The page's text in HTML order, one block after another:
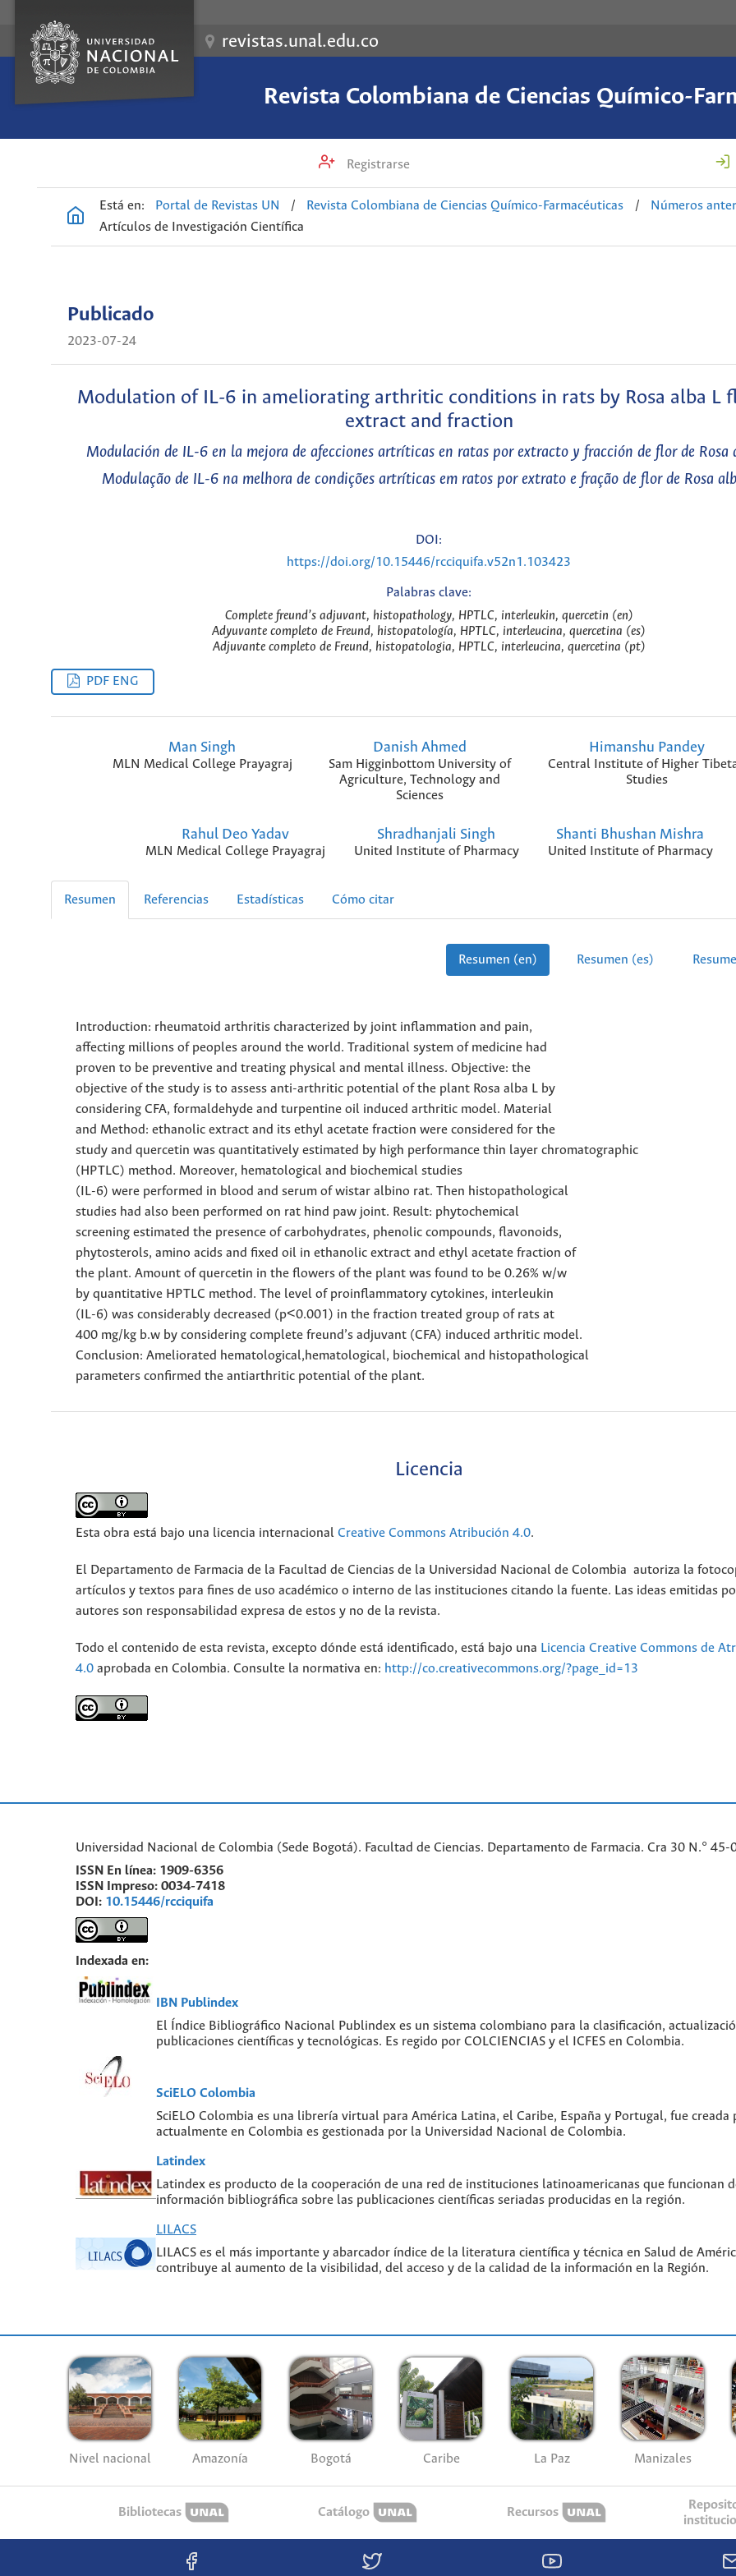
revistas.unal.edu.co
Revista Colombiana de Ciencias Químico-
Registrarse
Está en: Portal de Revistas UN / Revista Colombiana de Ciencias Químico-Farmacéuticas / Números
Artículos de Investigación Científica
Publicado
2023-07-24
Modulation of IL-6 in ameliorating arthritic conditions in rats by Rosa alba L
extract and fraction
Modulación de IL-6 en la mejora de afecciones artríticas en ratas por extracto y fracción de flor de Rosa
Modulação de IL-6 na melhora de condições artríticas em ratos por extrato e fração de flor de Rosa
DOI:
https://doi.org/10.15446/rcciquifa.v52n1.103423
Palabras clave:
Complete freund’s adjuvant, histopathology, HPTLC, interleukin, quercetin (en)
Adyuvante completo de Freund, histopatología, HPTLC, interleucina, quercetina (es)
Adjuvante completo de Freund, histopatologia, HPTLC, interleucina, quercetina (pt)
PDF ENG
Man Singh
MLN Medical College Prayagraj
Danish Ahmed
Sam Higginbottom University of
Agriculture, Technology and
Sciences
Himanshu Pandey
Central Institute of Higher
Studies
Rahul Deo Yadav
MLN Medical College Prayagraj
Shradhanjali Singh
United Institute of Pharmacy
Shanti Bhushan Mishra
United Institute of Pharmacy
Resumen Referencias Estadísticas Cómo citar
Resumen (en) Resumen (es)
Introduction: rheumatoid arthritis characterized by joint inflammation and pain,
affecting millions of peoples around the world. Traditional system of medicine had
proven to be preventive and treating physical and mental illness. Objective: the
objective of the study is to assess anti-arthritic potential of the plant Rosa alba L by
considering CFA, formaldehyde and turpentine oil induced arthritic model. Material
and Method: ethanolic extract and its ethyl acetate fraction were considered for the
study and quercetin was quantitatively estimated by high performance thin layer chromatographic
(HPTLC) method. Moreover, hematological and biochemical studies
(IL-6) were performed in blood and serum of wistar albino rat. Then histopathological
studies had also been performed on rat hind paw joint. Result: phytochemical
screening estimated the presence of carbohydrates, phenolic compounds, flavonoids,
phytosterols, amino acids and fixed oil in ethanolic extract and ethyl acetate fraction of
the plant. Amount of quercetin in the flowers of the plant was found to be 0.26% w/w
by quantitative HPTLC method. The level of proinflammatory cytokines, interleukin
(IL-6) was considerably decreased (p<0.001) in the fraction treated group of rats at
400 mg/kg b.w by considering complete freund’s adjuvant (CFA) induced arthritic model.
Conclusion: Ameliorated hematological,hematological, biochemical and histopathological
parameters confirmed the antiarthritic potential of the plant.
Licencia
Esta obra está bajo una licencia internacional Creative Commons Atribución 4.0.
El Departamento de Farmacia de la Facultad de Ciencias de la Universidad Nacional de Colombia autoriza la
artículos y textos para fines de uso académico o interno de las instituciones citando la fuente. Las ideas emitidas
autores son responsabilidad expresa de estos y no de la revista.
Todo el contenido de esta revista, excepto dónde está identificado, está bajo una Licencia Creative Commons de
4.0 aprobada en Colombia. Consulte la normativa en: http://co.creativecommons.org/?page_id=13
Universidad Nacional de Colombia (Sede Bogotá). Facultad de Ciencias. Departamento de Farmacia. Cra 30 N.°
ISSN En línea: 1909-6356
ISSN Impreso: 0034-7418
DOI: 10.15446/rcciquifa
Indexada en:
IBN Publindex
El Índice Bibliográfico Nacional Publindex es un sistema colombiano para la clasificación,
publicaciones científicas y tecnológicas. Es regido por COLCIENCIAS y el ICFES en Colombia.
SciELO Colombia
SciELO Colombia es una librería virtual para América Latina, el Caribe, España y Portugal, fue creada
actualmente en Colombia es gestionada por la Universidad Nacional de Colombia.
Latindex
Latindex es producto de la cooperación de una red de instituciones latinoamericanas que funcionan
información bibliográfica sobre las publicaciones científicas seriadas producidas en la región.
LILACS
LILACS es el más importante y abarcador índice de la literatura científica y técnica en Salud de
contribuye al aumento de la visibilidad, del acceso y de la calidad de la información en la Región.
Nivel nacional Amazonía Bogotá Caribe La Paz Manizales
Bibliotecas Catálogo Recursos